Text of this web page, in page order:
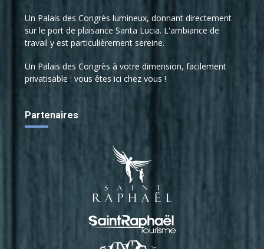
Un Palais des Congrès lumineux, donnant directement
sur le port de plaisance Santa Lucia. L'ambiance de
travail y est particulièrement sereine.
Un Palais des Congrès à votre dimension, facilement
privatisable : vous êtes ici chez vous !
Partenaires